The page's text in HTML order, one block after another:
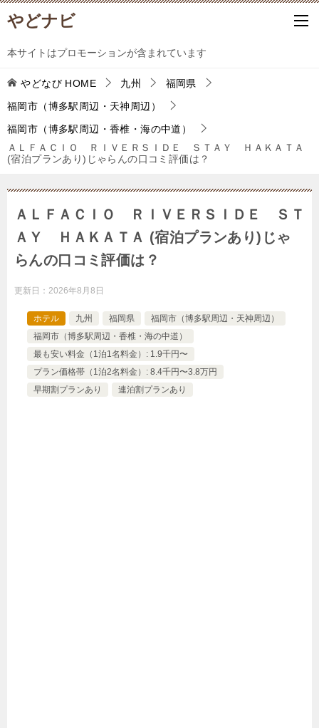
やどナビ
本サイトはプロモーションが含まれています
やどなび HOME 九州
福岡県
福岡市（博多駅周辺・天神周辺）
福岡市（博多駅周辺・香椎・海の中道）
ＡＬＦＡＣＩＯ ＲＩＶＥＲＳＩＤＥ ＳＴＡＹ ＨＡＫＡＴＡ
(宿泊プランあり)じゃらんの口コミ評価は？
ＡＬＦＡＣＩＯ ＲＩＶＥＲＳＩＤＥ ＳＴ
ＡＹ ＨＡＫＡＴＡ (宿泊プランあり)じゃ
らんの口コミ評価は？
更新日： 2026年8月8日
ホテル 九州 福岡県
福岡市（博多駅周辺・天神周辺）
福岡市（博多駅周辺・香椎・海の中道）
最も安い料金（1泊1名料金）: 1.9千円〜
プラン価格帯（1泊2名料金）: 8.4千円〜3.8万円
早期割プランあり
連泊割プランあり